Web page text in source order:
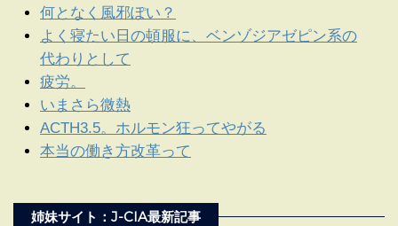
何となく風邪ぽい？
よく寝たい日の頓服に、ベンゾジアゼピン系の
代わりとして
疲労。
いまさら微熱
ACTH3.5。ホルモン狂ってやがる
本当の働き方改革って
姉妹サイト：J-CIA最新記事